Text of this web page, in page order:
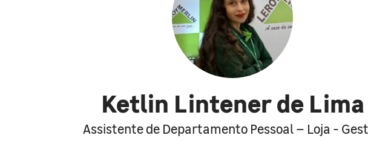
Ketlin Lintener de Lima
Assistente de Departamento Pessoal – Loja -